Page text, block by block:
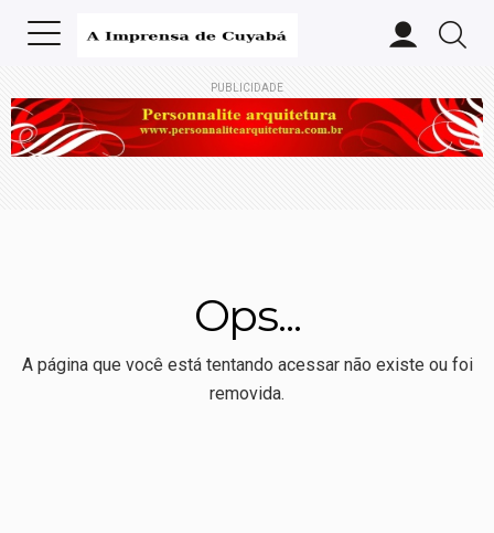
PUBLICIDADE
Ops...
A página que você está tentando acessar não existe ou foi
removida.